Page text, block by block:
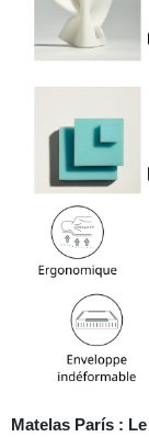
Matelas París :